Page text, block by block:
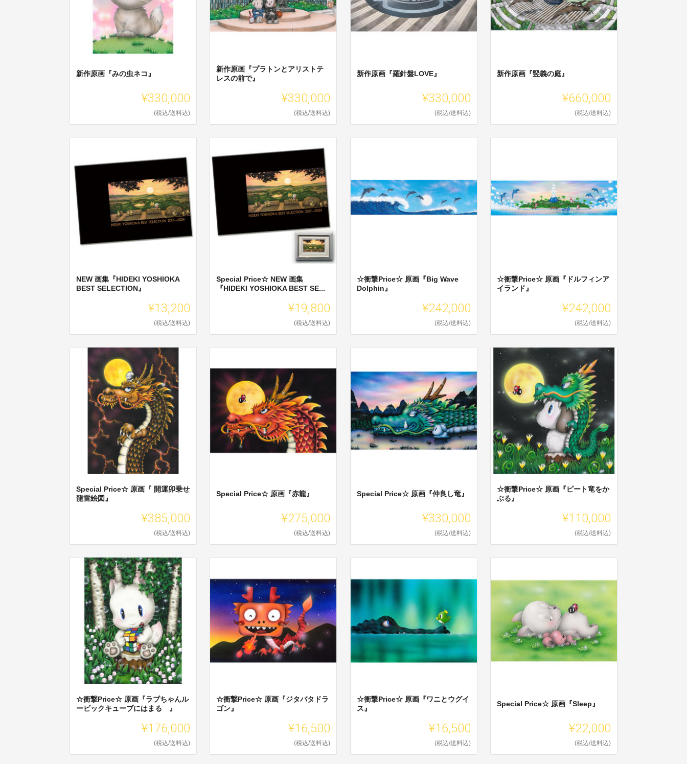
新作原画『みの虫ネコ』
¥330,000
(税込/送料込)
新作原画『プラトンとアリストテ
レスの前で』
¥330,000
(税込/送料込)
新作原画『羅針盤LOVE』
¥330,000
(税込/送料込)
新作原画『竪義の庭』
¥660,000
(税込/送料込)
NEW 画集『HIDEKI YOSHIOKA
BEST SELECTION』
¥13,200
(税込/送料込)
Special Price☆ NEW 画集
『HIDEKI YOSHIOKA BEST SE...
¥19,800
(税込/送料込)
☆衝撃Price☆ 原画『Big Wave
Dolphin』
¥242,000
(税込/送料込)
☆衝撃Price☆ 原画『ドルフィンア
イランド』
¥242,000
(税込/送料込)
Special Price☆ 原画『 開運卯乗せ
龍雷絵図』
¥385,000
(税込/送料込)
Special Price☆ 原画『赤龍』
¥275,000
(税込/送料込)
Special Price☆ 原画『仲良し竜』
¥330,000
(税込/送料込)
☆衝撃Price☆ 原画『ピート竜をか
ぶる』
¥110,000
(税込/送料込)
☆衝撃Price☆ 原画『ラブちゃんル
ービックキューブにはまる 』
¥176,000
(税込/送料込)
☆衝撃Price☆ 原画『ジタバタドラ
ゴン』
¥16,500
(税込/送料込)
☆衝撃Price☆ 原画『ワニとウグイ
ス』
¥16,500
(税込/送料込)
Special Price☆ 原画『Sleep』
¥22,000
(税込/送料込)